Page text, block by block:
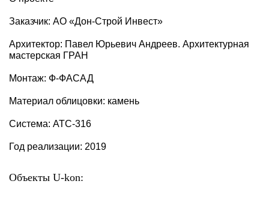
Заказчик: АО «Дон-Строй Инвест»
Архитектор: Павел Юрьевич Андреев. Архитектурная
мастерская ГРАН
Монтаж: Ф-ФАСАД
Материал облицовки: камень
Система: АТС-316
Год реализации: 2019
Объекты U-kon: